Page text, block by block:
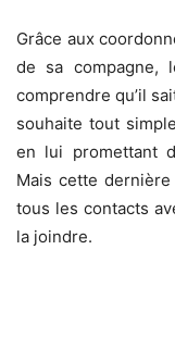
Grâce aux
de sa
comprendre qu’il
souhaite tout
en lui promettant
Mais cette
tous les contacts
la joindre.